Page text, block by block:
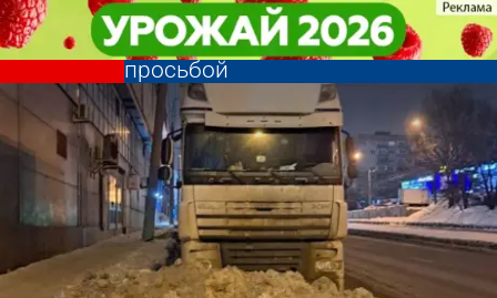
Глава города обратился к
пензенским автомобилистам с
просьбой
Общество Глава города обратился к
пензенским автомобилистам с
просьбой
Общество
Другие
новости по
теме
Погода и
курсы валют в
Пензе